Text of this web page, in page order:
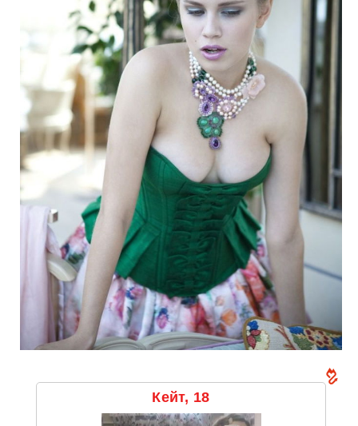
Кейт, 18